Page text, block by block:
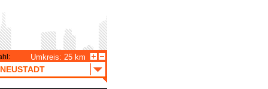
Umkreis: 25 km